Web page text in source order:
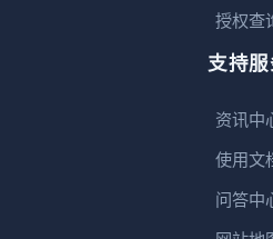
授权查
支持
资讯中
使用文
问答中